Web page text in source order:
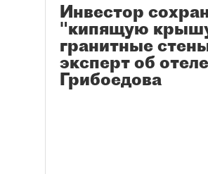
Инвестор
"кипящую
гранитные
эксперт об
Грибоедова